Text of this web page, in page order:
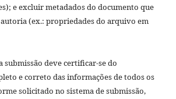
e excluir metadados do documento que
(ex.: propriedades do arquivo em
submissão deve certificar-se do
e correto das informações de todos os
solicitado no sistema de submissão,